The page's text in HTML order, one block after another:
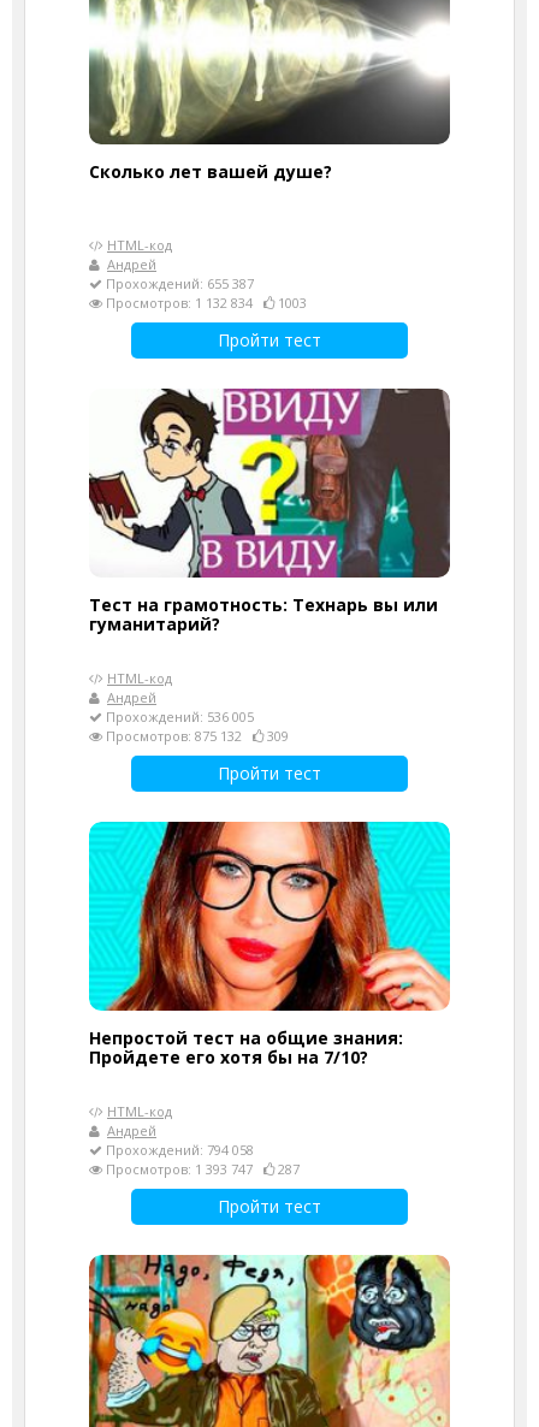
Cколько лет вашей душе?
HTML-код
Андрей
Прохождений: 655 387
Просмотров: 1 132 834
1003
Пройти тест
Тест на грамотность: Технарь вы или
гуманитарий?
HTML-код
Андрей
Прохождений: 536 005
Просмотров: 875 132
309
Пройти тест
Непростой тест на общие знания:
Пройдете его хотя бы на 7/10?
HTML-код
Андрей
Прохождений: 794 058
Просмотров: 1 393 747
287
Пройти тест